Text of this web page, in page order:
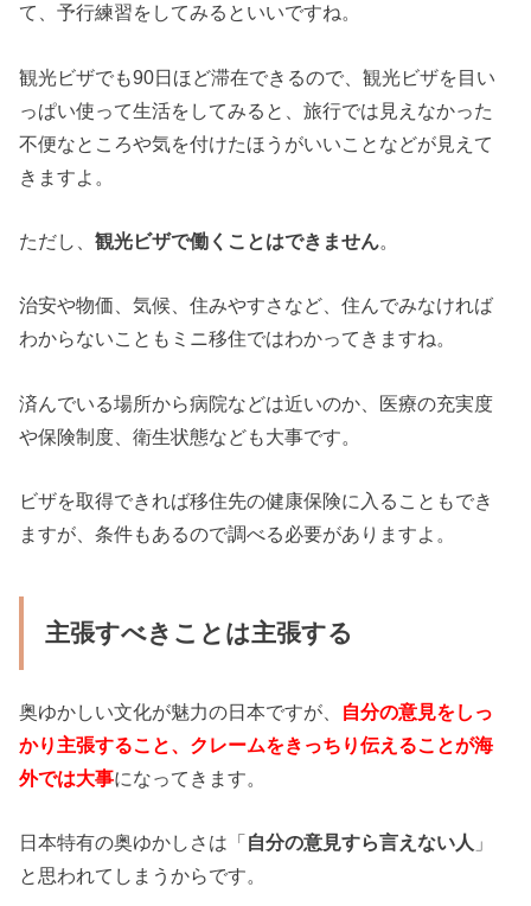
て、予行練習をしてみるといいですね。
観光ビザでも90日ほど滞在できるので、観光ビザを目い
っぱい使って生活をしてみると、旅行では見えなかった
不便なところや気を付けたほうがいいことなどが見えて
きますよ。
ただし、観光ビザで働くことはできません。
治安や物価、気候、住みやすさなど、住んでみなければ
わからないこともミニ移住ではわかってきますね。
済んでいる場所から病院などは近いのか、医療の充実度
や保険制度、衛生状態なども大事です。
ビザを取得できれば移住先の健康保険に入ることもでき
ますが、条件もあるので調べる必要がありますよ。
主張すべきことは主張する
奥ゆかしい文化が魅力の日本ですが、 自分の意見をしっ
かり主張すること、クレームをきっちり伝えることが海
外では大事になってきます。
日本特有の奥ゆかしさは「 自分の意見すら言えない人 」
と思われてしまうからです。